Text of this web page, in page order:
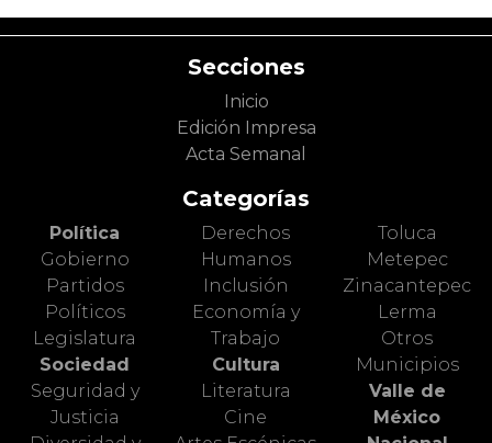
Secciones
Inicio
Edición Impresa
Acta Semanal
Categorías
Política
Gobierno
Partidos
Políticos
Legislatura
Sociedad
Seguridad y
Justicia
Derechos
Humanos
Inclusión
Economía y
Trabajo
Cultura
Literatura
Cine
Toluca
Metepec
Zinacantepec
Lerma
Otros
Municipios
Valle de
México